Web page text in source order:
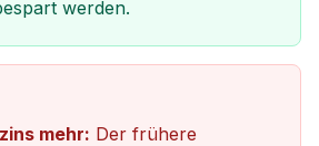
werden.
mehr: Der frühere